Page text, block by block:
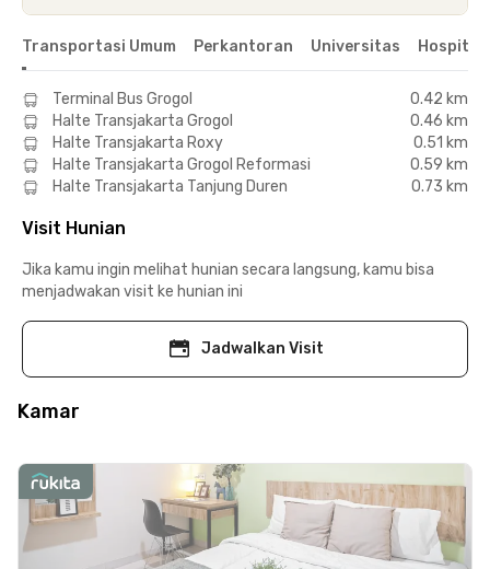
Transportasi Umum Perkantoran Universitas Hospital
Terminal Bus Grogol
0.42 km
Halte Transjakarta Grogol
0.46 km
Halte Transjakarta Roxy
0.51 km
Halte Transjakarta Grogol Reformasi
0.59 km
Halte Transjakarta Tanjung Duren
0.73 km
Visit Hunian
Jika kamu ingin melihat hunian secara langsung, kamu bisa
menjadwakan visit ke hunian ini
Jadwalkan Visit
Kamar